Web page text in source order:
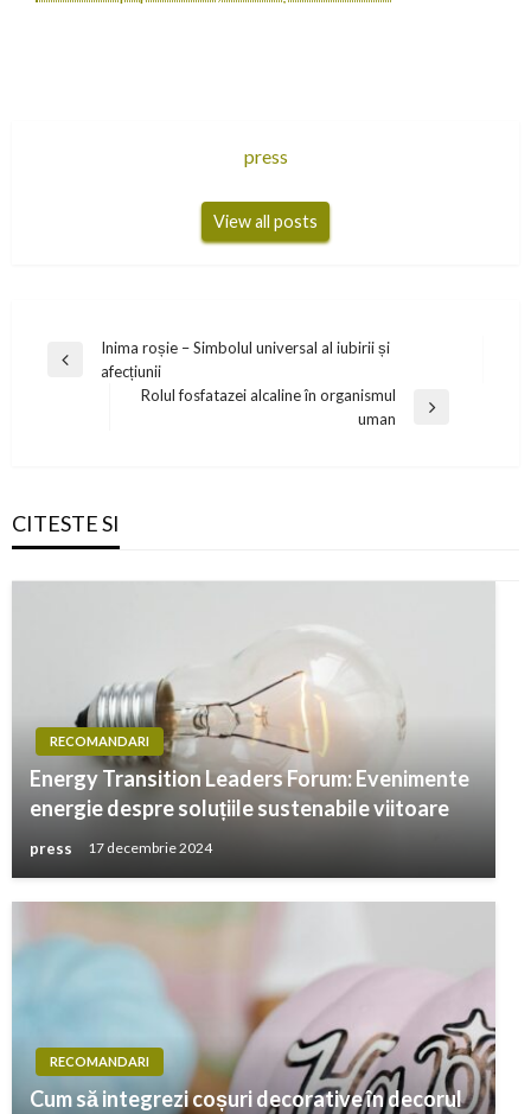
press
View all posts
Navigare
Previous
Inima roșie – Simbolul universal al iubirii și
afecțiunii
Rolul fosfatazei alcaline în organismul
uman
CITESTE SI
RECOMANDARI
Energy Transition Leaders Forum: Evenimente
energie despre soluțiile sustenabile viitoare
press 17 decembrie 2024
RECOMANDARI
Cum să integrezi coșuri decorative în decorul